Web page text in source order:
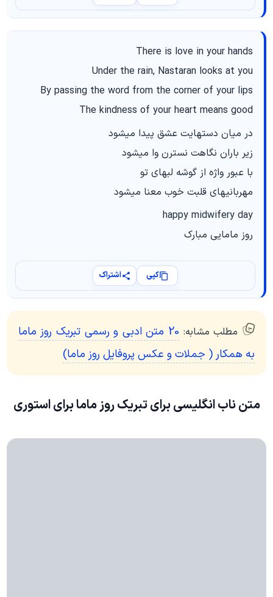
There is love in your hands
Under the rain, Nastaran looks at you
By passing the word from the corner of your lips
The kindness of your heart means good
در میان دستهایت عشق پیدا میشود
زیر باران نگاهت نسترن وا میشود
با عبور واژه از گوشه لبهای تو
مهربانیهای قلبت خوب معنا میشود
happy midwifery day
روز مامایی مبارک
کپی اشتراک
مطلب مشابه:
20 متن ادبی و رسمی تبریک روز ماما
به همکار ( جملات و عکس پروفایل روز ماما)
متن ناب انگلیسی برای تبریک روز ماما برای استوری